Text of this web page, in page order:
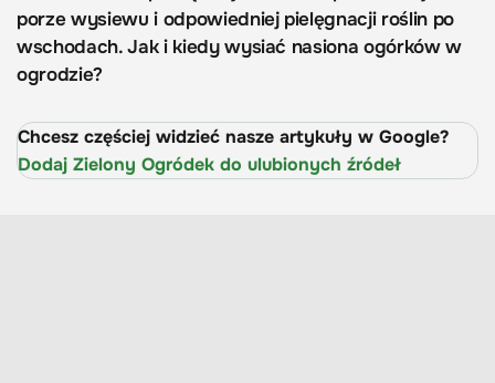
porze wysiewu i odpowiedniej pielęgnacji roślin po
wschodach. Jak i kiedy wysiać nasiona ogórków w
ogrodzie?
Chcesz częściej widzieć nasze artykuły w Google?
Dodaj Zielony Ogródek do ulubionych źródeł